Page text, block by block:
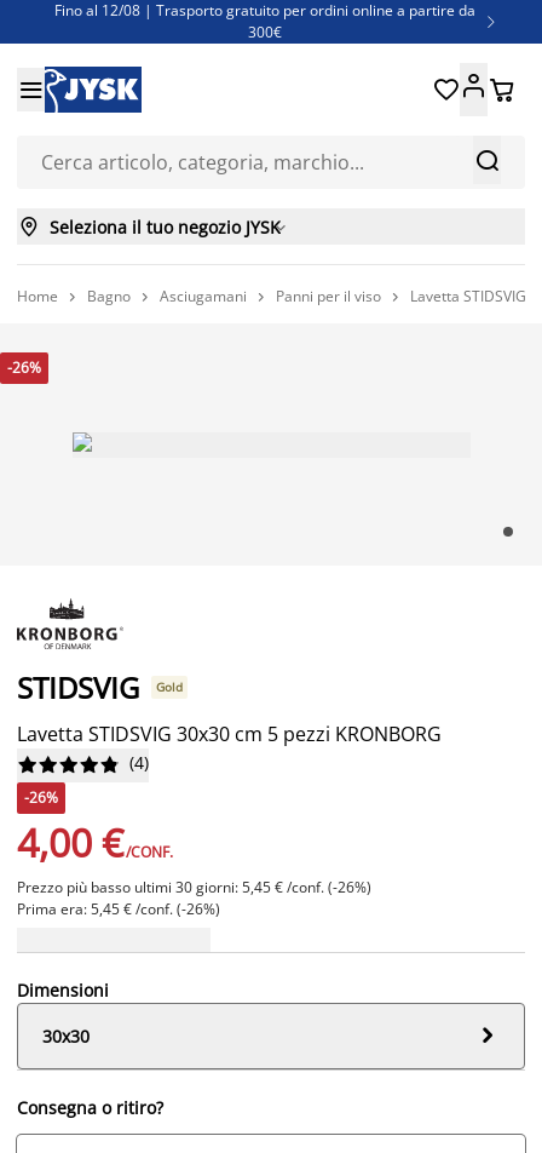
Fino al 12/08 | Trasporto gratuito per ordini online a partire da
300€

Super offerte d'estate | Oltre 1.500 articoli fino al 70%
Finanziamenti - Scegli il piano di rimborso più adatto a te


 
 Seleziona il tuo negozio JYSK
Home  Bagno  Asciugamani  Panni per il viso  Lavetta STIDSVIG
-26%
STIDSVIG Gold
Lavetta STIDSVIG 30x30 cm 5 pezzi KRONBORG





 (4)
-26%
4,00 €/CONF.
Prezzo più basso ultimi 30 giorni: 5,45 € /conf. (-26%)
Prima era: 5,45 € /conf. (-26%)
Dimensioni
30x30

Consegna o ritiro?